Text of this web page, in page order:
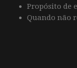
Propósito de
Quando não